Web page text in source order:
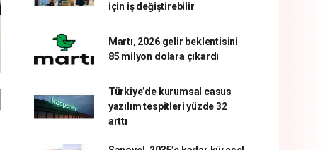
için iş değiştirebilir
Martı, 2026 gelir beklentisini
85 milyon dolara çıkardı
Türkiye’de kurumsal casus
yazılım tespitleri yüzde 32
arttı